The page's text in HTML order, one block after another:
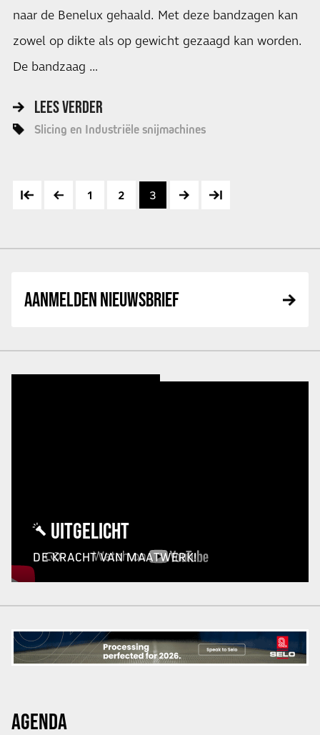
naar de Benelux gehaald. Met deze bandzagen kan
zowel op dikte als op gewicht gezaagd kan worden.
De bandzaag …
LEES VERDER
Slicing en Industriële snijmachines
1 2 3
AANMELDEN NIEUWSBRIEF
UITGELICHT
DE KRACHT VAN MAATWERK!
AGENDA